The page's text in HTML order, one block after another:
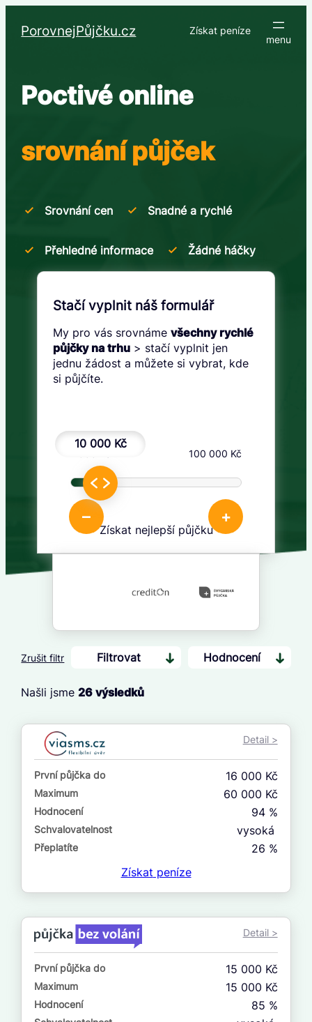
PorovnejPůjčku.cz Získat peníze
Poctivé online
srovnání půjček
Srovnání cen Snadné a rychlé
Přehledné informace Žádné háčky
Stačí vyplnit náš formulář
My pro vás srovnámevšechny rychlé
půjčky na trhu > stačí vyplnit jen
jednu žádost a můžete si vybrat, kde
si půjčíte.
10 000 Kč
– +
100 000 Kč
Získat nejlepší půjčku
Zrušit filtr Filtrovat Hodnocení
Od
Do
První půjčka zdarma
–
ano
Ve zkušebce
ano
ne
V exekuci
ano
ne
Našli jsme26 výsledků
Detail >
První půjčka do 16 000 Kč
Maximum 60 000 Kč
Hodnocení 94 %
Schvalovatelnost vysoká
Přeplatíte
26 %
Získat peníze
Detail >
První půjčka do 15 000 Kč
Maximum 15 000 Kč
Hodnocení 85 %